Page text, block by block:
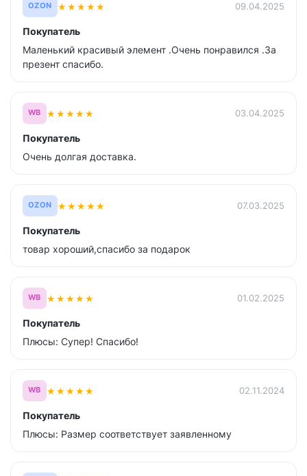
OZON ★★★★★ 09.04.2025
Покупатель
Маленький красивый элемент .Очень понравился .За
презент спасибо.
WB ★★★★★ 03.04.2025
Покупатель
Очень долгая доставка.
OZON ★★★★★ 07.03.2025
Покупатель
товар хороший,спасибо за подарок
WB ★★★★★ 01.02.2025
Покупатель
Плюсы: Супер! Спасибо!
WB ★★★★★ 02.11.2024
Покупатель
Плюсы: Размер соответствует заявленному